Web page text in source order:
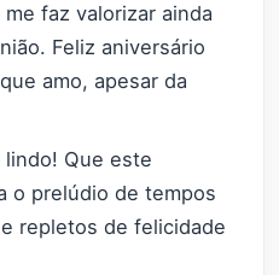
faz valorizar ainda
Feliz aniversário
amo, apesar da
lindo! Que este
o prelúdio de tempos
repletos de felicidade